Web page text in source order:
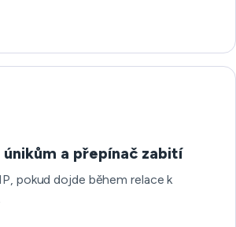
a přepínač zabití
pokud dojde během relace k